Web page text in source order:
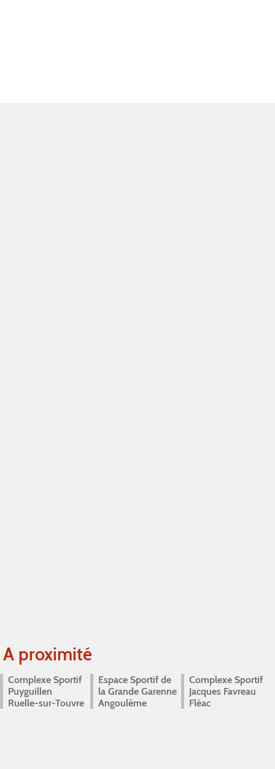
A proximité
Complexe Sportif
Puyguillen
Ruelle-sur-Touvre
Espace Sportif de
la Grande Garenne
Angoulême
Complexe Sportif
Jacques Favreau
Fléac